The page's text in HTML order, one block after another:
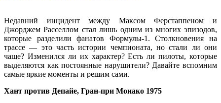
Недавний инцидент между Максом Ферстаппеном и
Джорджем Расселлом стал лишь одним из многих эпизодов,
которые разделили фанатов Формулы-1. Столкновения на
трассе — это часть истории чемпионата, но стали ли они
чаще? Изменился ли их характер? Есть ли пилоты, которые
выделяются как постоянные нарушители? Давайте вспомним
самые яркие моменты и решим сами.
Хант против Депайе, Гран-при Монако 1975